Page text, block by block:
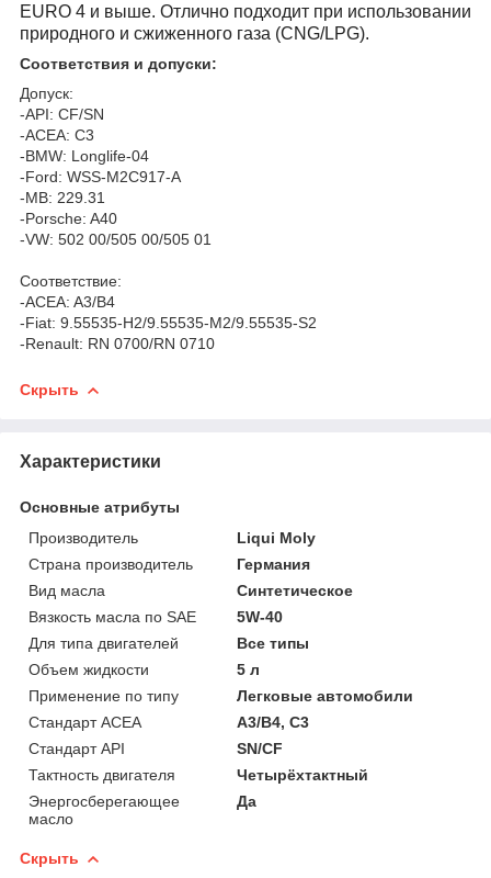
EURO 4 и выше. Отлично подходит при использовании
природного и сжиженного газа (CNG/LPG).
Соответствия и допуски:
Допуск:
-API: CF/SN
-ACEA: C3
-BMW: Longlife-04
-Ford: WSS-M2C917-A
-MB: 229.31
-Porsche: A40
-VW: 502 00/505 00/505 01
Соответствие:
-ACEA: A3/B4
-Fiat: 9.55535-H2/9.55535-M2/9.55535-S2
-Renault: RN 0700/RN 0710
Скрыть
Характеристики
Основные атрибуты
Производитель
Liqui Moly
Страна производитель
Германия
Вид масла
Синтетическое
Вязкость масла по SAE
5W-40
Для типа двигателей
Все типы
Объем жидкости
5 л
Применение по типу
Легковые автомобили
Стандарт ACEA
A3/B4, C3
Стандарт API
SN/CF
Тактность двигателя
Четырёхтактный
Энергосберегающее
масло
Да
Скрыть